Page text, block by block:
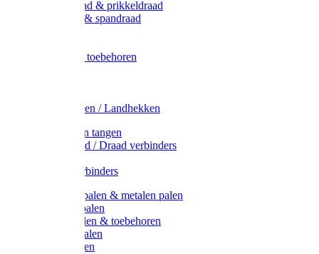
Metaal draad & prikkeldraad
Binddraad & spandraad
Afrasternet toebehoren
Weidehekken / Landhekken
Spanners en tangen
Lint / Koord / Draad verbinders
Litzclip verbinders
Recycling palen & metalen palen
Kunststof palen
T-Post t-palen & toebehoren
Glasfiber palen
Houten palen